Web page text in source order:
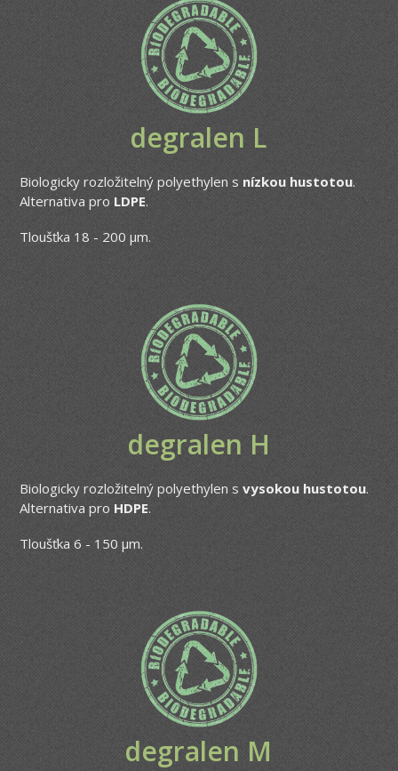
degralen L
Biologicky rozložitelný polyethylen s nízkou hustotou.
Alternativa pro LDPE.
Tloušťka 18 - 200 μm.
degralen H
Biologicky rozložitelný polyethylen svysokou hustotou.
Alternativa pro HDPE.
Tloušťka 6 - 150 μm.
degralen M